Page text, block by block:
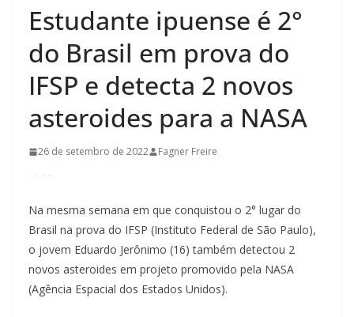
Estudante ipuense é 2°
do Brasil em prova do
IFSP e detecta 2 novos
asteroides para a NASA
26 de setembro de 2022 Fagner Freire
Na mesma semana em que conquistou o 2° lugar do
Brasil na prova do IFSP (Instituto Federal de São Paulo),
o jovem Eduardo Jerônimo (16) também detectou 2
novos asteroides em projeto promovido pela NASA
(Agência Espacial dos Estados Unidos).